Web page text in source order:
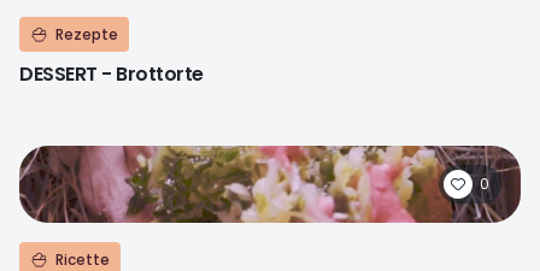
Rezepte
DESSERT - Brottorte
0
Ricette